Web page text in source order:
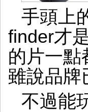
手頭上
finder才
的片一點
雖說品牌
不過能